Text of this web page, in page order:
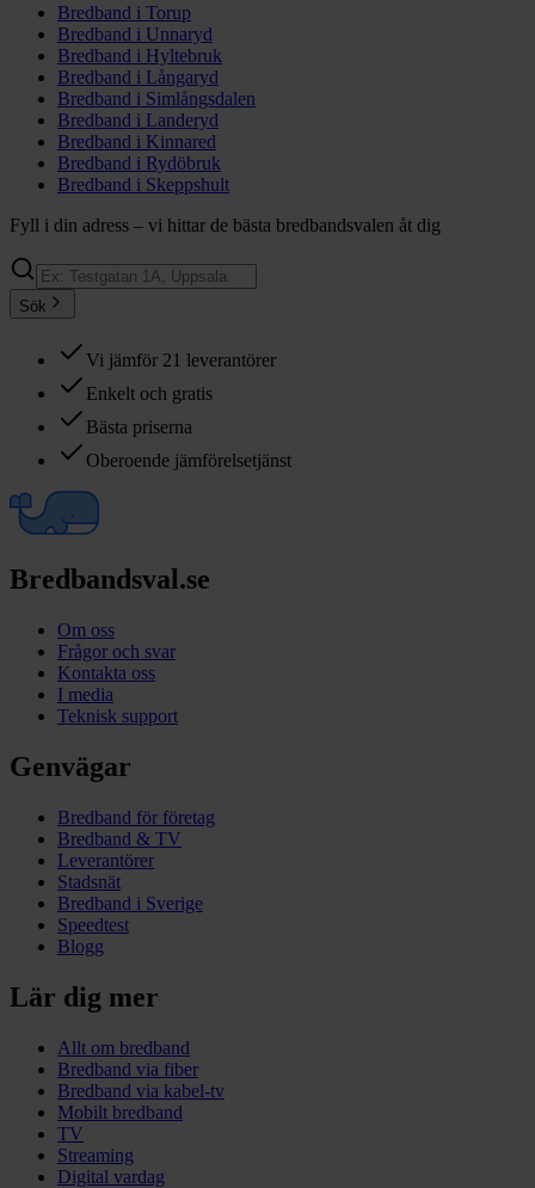
Bredband i Torup
Bredband i Unnaryd
Bredband i Hyltebruk
Bredband i Långaryd
Bredband i Simlångsdalen
Bredband i Landeryd
Bredband i Kinnared
Bredband i Rydöbruk
Bredband i Skeppshult
Fyll i din adress – vi hittar de bästa bredbandsvalen åt dig
Sök
Vi jämför 21 leverantörer
Enkelt och gratis
Bästa priserna
Oberoende jämförelsetjänst
Bredbandsval.se
Om oss
Frågor och svar
Kontakta oss
I media
Teknisk support
Genvägar
Bredband för företag
Bredband & TV
Leverantörer
Stadsnät
Bredband i Sverige
Speedtest
Blogg
Lär dig mer
Allt om bredband
Bredband via fiber
Bredband via kabel-tv
Mobilt bredband
TV
Streaming
Digital vardag